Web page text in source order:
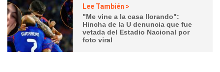
Lee También >
"Me vine a la casa llorando":
Hincha de la U denuncia que fue
vetada del Estadio Nacional por
foto viral